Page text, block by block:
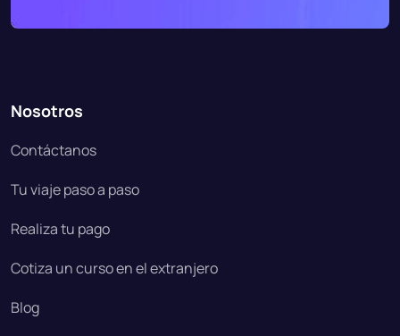
Nosotros
Contáctanos
Tu viaje paso a paso
Realiza tu pago
Cotiza un curso en el extranjero
Blog